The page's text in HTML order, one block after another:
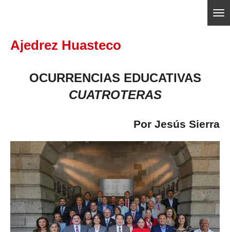
contenido
Ajedrez Huasteco
OCURRENCIAS EDUCATIVAS
CUATROTERAS
Por Jesús Sierra